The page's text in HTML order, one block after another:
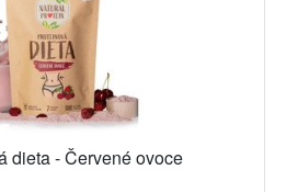
dieta - Červené ovoce